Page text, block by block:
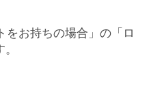
をお持ちの場合」の「ロ
。